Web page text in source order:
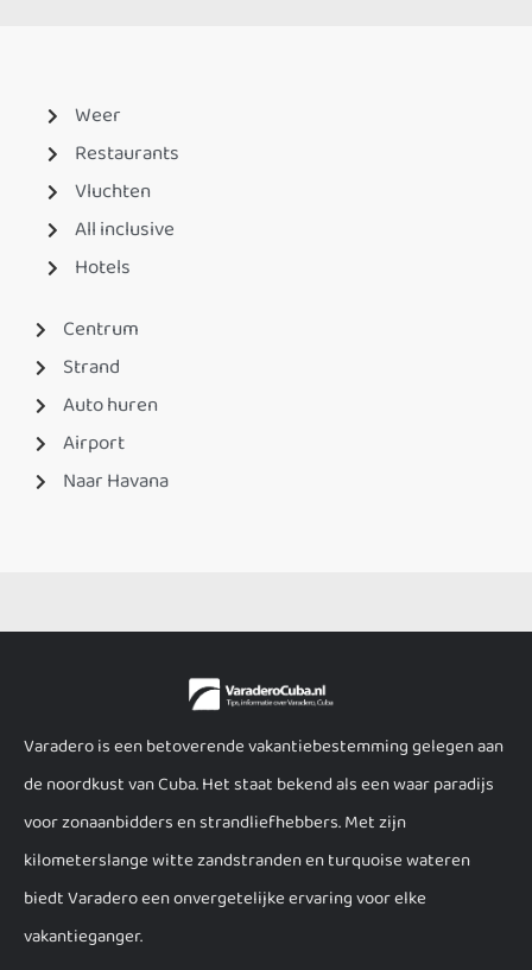
Weer
Restaurants
Vluchten
All inclusive
Hotels
Centrum
Strand
Auto huren
Airport
Naar Havana
Varadero is een betoverende vakantiebestemming gelegen aan
de noordkust van Cuba. Het staat bekend als een waar paradijs
voor zonaanbidders en strandliefhebbers. Met zijn
kilometerslange witte zandstranden en turquoise wateren
biedt Varadero een onvergetelijke ervaring voor elke
vakantieganger.